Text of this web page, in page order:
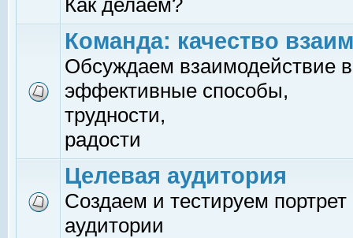
Как делаем?
Команда: качество
Обсуждаем взаимодействие
эффективные способы,
трудности,
радости
Целевая аудитория
Создаем и тестируем
аудитории